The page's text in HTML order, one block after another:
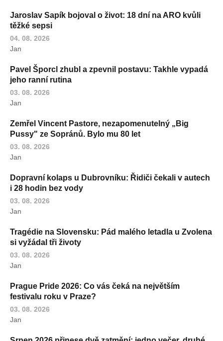
Jaroslav Sapík bojoval o život: 18 dní na ARO kvůli
těžké sepsi
04. 08. 2026
Jan
Pavel Šporcl zhubl a zpevnil postavu: Takhle vypadá
jeho ranní rutina
03. 08. 2026
Jan
Zemřel Vincent Pastore, nezapomenutelný „Big
Pussy" ze Sopránů. Bylo mu 80 let
03. 08. 2026
Jan
Dopravní kolaps u Dubrovníku: Řidiči čekali v autech
i 28 hodin bez vody
03. 08. 2026
Jan
Tragédie na Slovensku: Pád malého letadla u Zvolena
si vyžádal tři životy
03. 08. 2026
Jan
Prague Pride 2026: Co vás čeká na největším
festivalu roku v Praze?
03. 08. 2026
Jan